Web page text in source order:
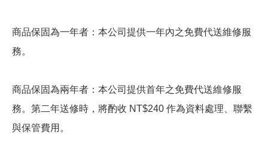
商品保固為一年者：本公司提供一年內之免費代送維修服
務。
商品保固為兩年者：本公司提供首年之免費代送維修服
務。第二年送修時，將酌收 NT$240 作為資料處理、聯繫
與保管費用。